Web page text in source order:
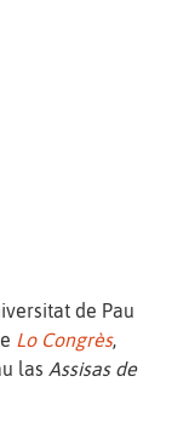
de Pau
e Lo Congrès,
las Assisas de